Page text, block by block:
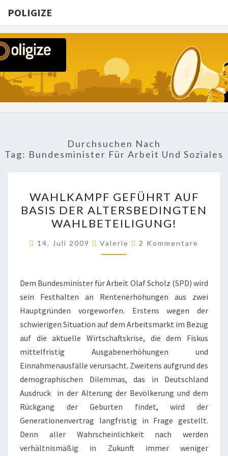
POLIGIZE
POLIGIZE
About
Economy,
Politics,
Durchsuchen Nach
Tag: Bundesminister Für Arbeit Und Soziales
GEFÜHRT
AUF
BASIS
DER
ALTERSBEDINGTEN
WAHLKAMPF GEFÜHRT AUF
BASIS DER ALTERSBEDINGTEN
WAHLBETEILIGUNG!
14. Juli 2009 Valerie Kommentare
2 Kommentare
Dem Bundesminister für Arbeit Olaf Scholz (SPD) wird
sein Festhalten an Rentenerhöhungen aus zwei
Hauptgründen vorgeworfen. Erstens wegen der
schwierigen Situation auf dem Arbeitsmarkt im Bezug
auf die aktuelle Wirtschaftskrise, die dem Fiskus
mittelfristig Ausgabenerhöhungen und
Einnahmenausfälle verursacht. Zweitens aufgrund des
demographischen Dilemmas, das in Deutschland
Ausdruck in der Alterung der Bevölkerung und dem
Rückgang der Geburten findet, wird der
Generationenvertrag langfristig in Frage gestellt.
Denn aller Wahrscheinlichkeit nach werden
verhältnismäßig in Zukunft immer weniger